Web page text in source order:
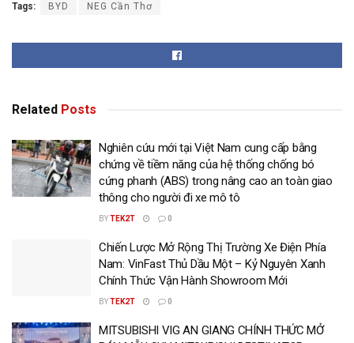
Tags: BYD NEG Cần Thơ
Related Posts
Nghiên cứu mới tại Việt Nam cung cấp bằng
chứng về tiềm năng của hệ thống chống bó
cứng phanh (ABS) trong nâng cao an toàn giao
thông cho người đi xe mô tô
BYTEK2T 0
Chiến Lược Mở Rộng Thị Trường Xe Điện Phía
Nam: VinFast Thủ Dầu Một – Kỷ Nguyên Xanh
Chính Thức Vận Hành Showroom Mới
BYTEK2T 0
MITSUBISHI VIG AN GIANG CHÍNH THỨC MỞ